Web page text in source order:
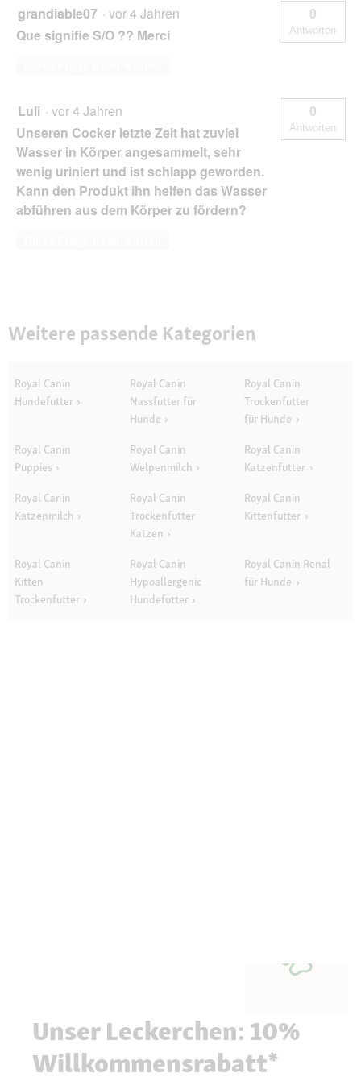
grandiable07 · vor 4 Jahren
Que signifie S/O ?? Merci
0
Antworten
Luli · vor 4 Jahren
Unseren Cocker letzte Zeit hat zuviel
Wasser in Körper angesammelt, sehr
wenig uriniert und ist schlapp geworden.
Kann den Produkt ihn helfen das Wasser
abführen aus dem Körper zu fördern?
0
Antworten
Weitere passende Kategorien
Royal Canin
Hundefutter
Royal Canin
Nassfutter für
Hunde
Royal Canin
Trockenfutter
für Hunde
Royal Canin
Puppies
Royal Canin
Welpenmilch
Royal Canin
Katzenfutter
Royal Canin
Katzenmilch
Royal Canin
Trockenfutter
Katzen
Royal Canin
Kittenfutter
Royal Canin
Kitten
Trockenfutter
Royal Canin
Hypoallergenic
Hundefutter
Royal Canin Renal
für Hunde
Unser Leckerchen: 10%
Willkommensrabatt*